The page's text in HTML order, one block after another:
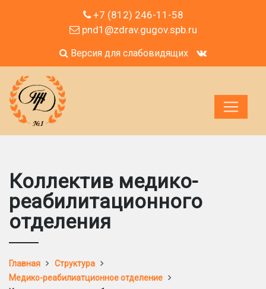
+7 (812) 246-11-58
pnd1@zdrav.gugov.spb.ru
Версия для слабовидящих
Коллектив медико-
реабилитационного
отделения
Главная
Структура
Медико-реабилиатционное отделение